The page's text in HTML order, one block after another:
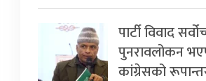
पार्टी विवाद
पुनरावलोकन
कांग्रेसको